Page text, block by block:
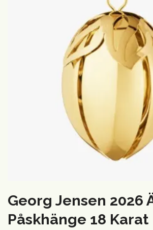
Georg Jensen 2026
Påskhänge 18 Karat